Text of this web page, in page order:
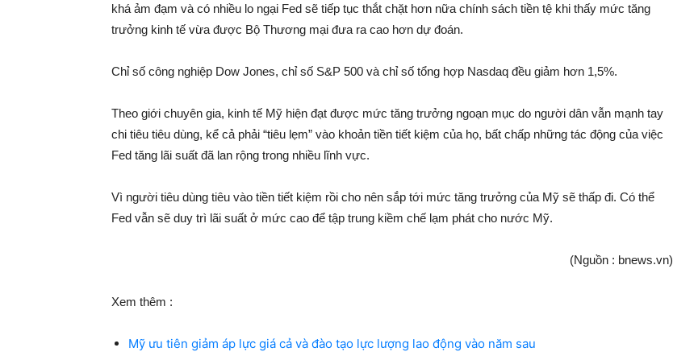
khá ảm đạm và có nhiều lo ngại Fed sẽ tiếp tục thắt chặt hơn nữa chính sách tiền tệ khi thấy mức tăng
trưởng kinh tế vừa được Bộ Thương mại đưa ra cao hơn dự đoán.
Chỉ số công nghiệp Dow Jones, chỉ số S&P 500 và chỉ số tổng hợp Nasdaq đều giảm hơn 1,5%.
Theo giới chuyên gia, kinh tế Mỹ hiện đạt được mức tăng trưởng ngoạn mục do người dân vẫn mạnh tay
chi tiêu tiêu dùng, kể cả phải “tiêu lẹm” vào khoản tiền tiết kiệm của họ, bất chấp những tác động của việc
Fed tăng lãi suất đã lan rộng trong nhiều lĩnh vực.
Vì người tiêu dùng tiêu vào tiền tiết kiệm rồi cho nên sắp tới mức tăng trưởng của Mỹ sẽ thấp đi. Có thể
Fed vẫn sẽ duy trì lãi suất ở mức cao để tập trung kiềm chế lạm phát cho nước Mỹ.
(Nguồn : bnews.vn)
Xem thêm :
Mỹ ưu tiên giảm áp lực giá cả và đào tạo lực lượng lao động vào năm sau